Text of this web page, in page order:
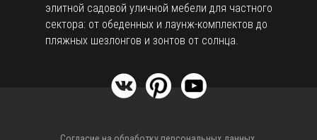
элитной садовой уличной мебели для частного
сектора: от обеденных и лаунж-комплектов до
пляжных шезлонгов и зонтов от солнца.